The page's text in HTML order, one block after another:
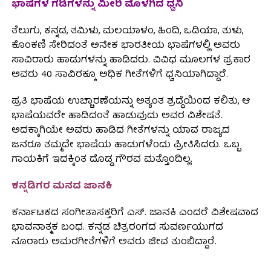
ಭಾಷೆಗಳ ಗಡಿಗಳನ್ನು ಮೀರಿ ಮೊಳಗಿದ ಧ್ವನಿ
ತೆಲುಗು, ಕನ್ನಡ, ತಮಿಳು, ಮಲಯಾಳಂ, ಹಿಂದಿ, ಒಡಿಯಾ, ತುಳು,
ಕೊಂಕಣಿ ಸೇರಿದಂತೆ ಅನೇಕ ಭಾರತೀಯ ಭಾಷೆಗಳಲ್ಲಿ ಅವರು
ಸಾವಿರಾರು ಹಾಡುಗಳನ್ನು ಹಾಡಿದರು. ವಿವಿಧ ಮೂಲಗಳ ಪ್ರಕಾರ
ಅವರು 40 ಸಾವಿರಕ್ಕೂ ಅಧಿಕ ಗೀತೆಗಳಿಗೆ ಧ್ವನಿಯಾಗಿದ್ದಾರೆ.
ಪ್ರತಿ ಭಾಷೆಯ ಉಚ್ಚಾರಣೆಯನ್ನು ಅತ್ಯಂತ ಶ್ರದ್ಧೆಯಿಂದ ಕಲಿತು, ಆ
ಭಾಷೆಯವರೇ ಹಾಡಿದಂತೆ ಹಾಡುವುದು ಅವರ ವಿಶೇಷತೆ.
ಅದಕ್ಕಾಗಿಯೇ ಅವರು ಹಾಡಿದ ಗೀತೆಗಳನ್ನು ಯಾವ ರಾಜ್ಯದ
ಜನರೂ ತಮ್ಮದೇ ಭಾಷೆಯ ಹಾಡುಗಳೆಂದು ಪ್ರೀತಿಸಿದರು. ಒಬ್ಬ
ಗಾಯಕಿಗೆ ಇದಕ್ಕಿಂತ ದೊಡ್ಡ ಗೌರವ ಮತ್ತೊಂದಿಲ್ಲ.
ಕನ್ನಡಿಗರ ಮನದ ಜಾನಕಿ
ಕರ್ನಾಟಕದ ಸಂಗೀತಾಸಕ್ತರಿಗೆ ಎಸ್. ಜಾನಕಿ ಎಂದರೆ ವಿಶೇಷವಾದ
ಭಾವನಾತ್ಮಕ ಬಂಧ. ಕನ್ನಡ ಚಿತ್ರರಂಗದ ಸುವರ್ಣಯುಗದ
ನೂರಾರು ಅಮರಗೀತೆಗಳಿಗೆ ಅವರು ಜೀವ ತುಂಬಿದ್ದಾರೆ.